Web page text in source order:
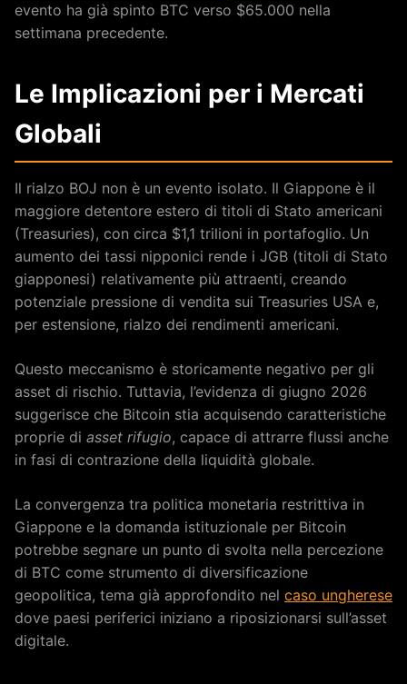
evento ha già spinto BTC verso $65.000 nella
settimana precedente.
Le Implicazioni per i Mercati
Globali
Il rialzo BOJ non è un evento isolato. Il Giappone è il
maggiore detentore estero di titoli di Stato americani
(Treasuries), con circa $1,1 trilioni in portafoglio. Un
aumento dei tassi nipponici rende i JGB (titoli di Stato
giapponesi) relativamente più attraenti, creando
potenziale pressione di vendita sui Treasuries USA e,
per estensione, rialzo dei rendimenti americani.
Questo meccanismo è storicamente negativo per gli
asset di rischio. Tuttavia, l’evidenza di giugno 2026
suggerisce che Bitcoin stia acquisendo caratteristiche
proprie di asset rifugio, capace di attrarre flussi anche
in fasi di contrazione della liquidità globale.
La convergenza tra politica monetaria restrittiva in
Giappone e la domanda istituzionale per Bitcoin
potrebbe segnare un punto di svolta nella percezione
di BTC come strumento di diversificazione
geopolitica, tema già approfondito nel caso ungherese
dove paesi periferici iniziano a riposizionarsi sull’asset
digitale.